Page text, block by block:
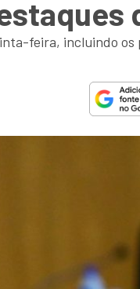
feira, incluindo